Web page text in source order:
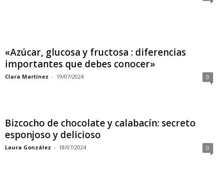
«Azúcar, glucosa y fructosa : diferencias
importantes que debes conocer»
Clara Martínez - 19/07/2024 0
Bizcocho de chocolate y calabacín: secreto
esponjoso y delicioso
Laura González - 18/07/2024 0